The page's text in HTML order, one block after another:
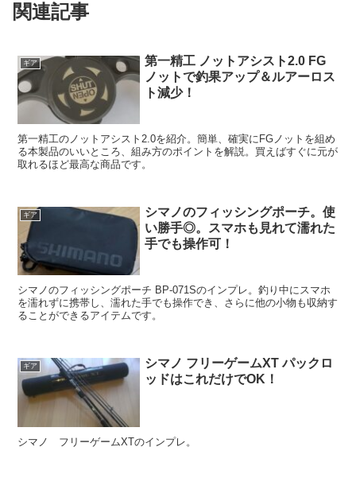
関連記事
ギア
第一精工 ノットアシスト2.0 FG
ノットで釣果アップ＆ルアーロス
ト減少！
第一精工のノットアシスト2.0を紹介。簡単、確実にFGノットを組め
る本製品のいいところ、組み方のポイントを解説。買えばすぐに元が
取れるほど最高な商品です。
ギア
シマノのフィッシングポーチ。使
い勝手◎。スマホも見れて濡れた
手でも操作可！
シマノのフィッシングポーチ BP-071Sのインプレ。釣り中にスマホ
を濡れずに携帯し、濡れた手でも操作でき、さらに他の小物も収納す
ることができるアイテムです。
ギア
シマノ フリーゲームXT パックロ
ッドはこれだけでOK！
シマノ フリーゲームXTのインプレ。